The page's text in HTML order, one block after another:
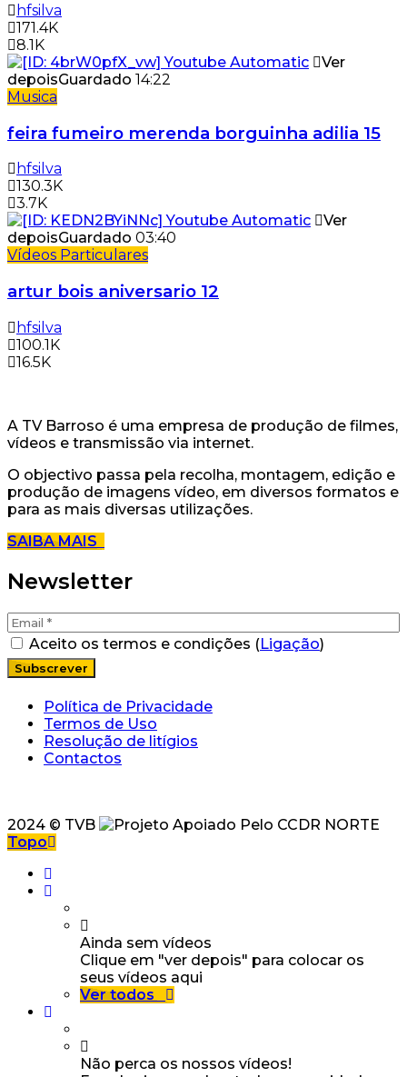
hfsilva
171.4K
8.1K
Ver
depoisGuardado 14:22
Musica
feira fumeiro merenda borguinha adilia 15
hfsilva
130.3K
3.7K
Ver
depoisGuardado 03:40
Vídeos Particulares
artur bois aniversario 12
hfsilva
100.1K
16.5K
A TV Barroso é uma empresa de produção de filmes,
vídeos e transmissão via internet.
O objectivo passa pela recolha, montagem, edição e
produção de imagens vídeo, em diversos formatos e
para as mais diversas utilizações.
SAIBA MAIS
Newsletter
Aceito os termos e condições (Ligação)
Política de Privacidade
Termos de Uso
Resolução de litígios
Contactos
2024 © TVB
Topo
Ainda sem vídeos
Clique em "ver depois" para colocar os
seus vídeos aqui
Ver todos
Não perca os nossos vídeos!